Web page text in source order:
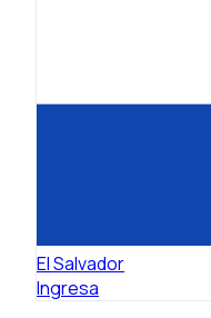
El Salvador
Ingresa